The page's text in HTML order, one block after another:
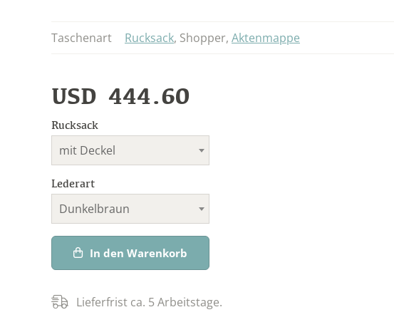
Taschenart Rucksack, Shopper, Aktenmappe
USD 444.60
Rucksack
mit Deckel
Lederart
Dunkelbraun
In den Warenkorb
Lieferfrist ca. 5 Arbeitstage.